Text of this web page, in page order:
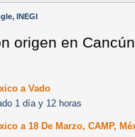
INEGI
origen en
a Vado
1 día y 12 horas
a 18 De Marzo, CAMP,